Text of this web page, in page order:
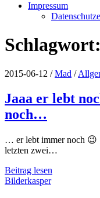
Impressum
Schlagwort:
2015-06-12 /Mad /
Jaaa er lebt
noch…
… er lebt immer noch 😉
letzten zwei…
Beitrag lesen
Bilderkasper